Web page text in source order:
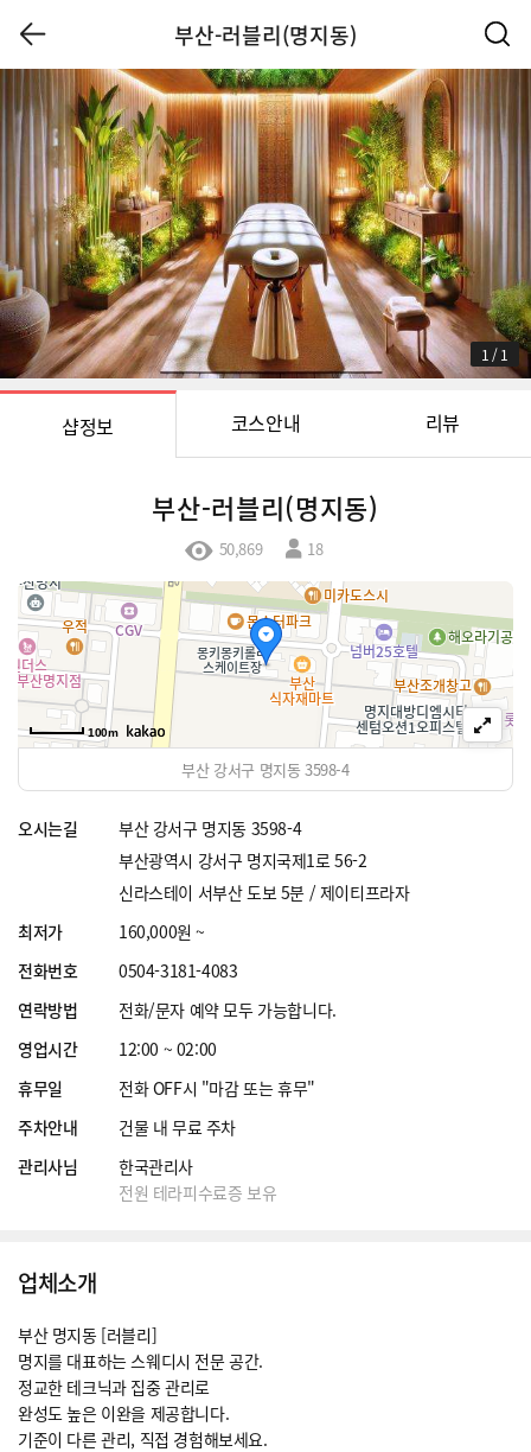
부산-러블리(명지동)
1 /1
샵정보 코스안내 리뷰
부산-러블리(명지동)
50,869 18
100m
부산 강서구 명지동 3598-4
오시는길
부산 강서구 명지동 3598-4
부산광역시 강서구 명지국제1로 56-2
신라스테이 서부산 도보 5분 / 제이티프라자
최저가
160,000원 ~
전화번호
0504-3181-4083
연락방법
전화/문자 예약 모두 가능합니다.
영업시간
12:00 ~ 02:00
휴무일
전화 OFF시 "마감 또는 휴무"
주차안내
건물 내 무료 주차
관리사님
한국관리사
전원 테라피수료증 보유
업체소개
부산 명지동 [러블리]
명지를 대표하는 스웨디시 전문 공간.
정교한 테크닉과 집중 관리로
완성도 높은 이완을 제공합니다.
기준이 다른 관리, 직접 경험해보세요.